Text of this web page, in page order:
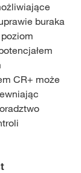
buraka
CR+ może